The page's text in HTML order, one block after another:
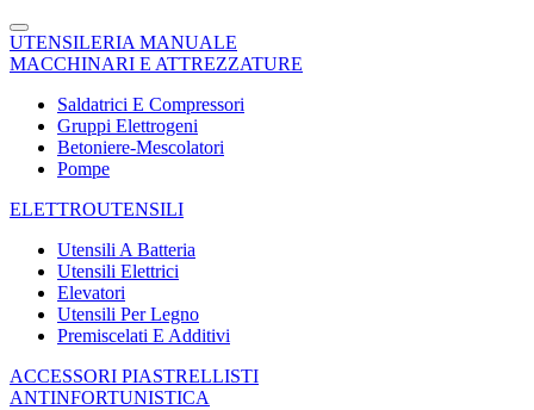
UTENSILERIA MANUALE
MACCHINARI E ATTREZZATURE
Saldatrici E Compressori
Gruppi Elettrogeni
Betoniere-Mescolatori
Pompe
ELETTROUTENSILI
Utensili A Batteria
Utensili Elettrici
Elevatori
Utensili Per Legno
Premiscelati E Additivi
ACCESSORI PIASTRELLISTI
ANTINFORTUNISTICA